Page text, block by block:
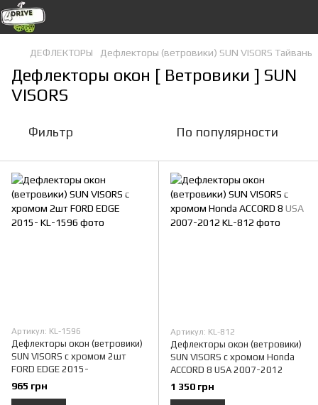
ДЕФЛЕКТОРЫ Дефлекторы (ветровики) SUN VISORS Тайвань
Дефлекторы окон [ Ветровики ] SUN
VISORS
Фильтр По популярности
Артикул: KL-1596
Дефлекторы окон (ветровики)
SUN VISORS с хромом 2шт
FORD EDGE 2015-
965 грн
Артикул: KL-812
Дефлекторы окон (ветровики)
SUN VISORS с хромом Honda
ACCORD 8 USA 2007-2012
1 350 грн